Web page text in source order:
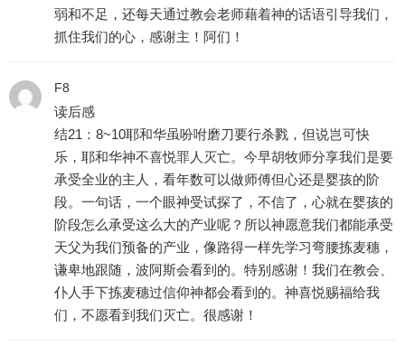
弱和不足，还每天通过教会老师藉着神的话语引导我们，
抓住我们的心，感谢主！阿们！
F8
读后感
结21：8~10耶和华虽吩咐磨刀要行杀戮，但说岂可快
乐，耶和华神不喜悦罪人灭亡。今早胡牧师分享我们是要
承受全业的主人，看年数可以做师傅但心还是婴孩的阶
段。一句话，一个眼神受试探了，不信了，心就在婴孩的
阶段怎么承受这么大的产业呢？所以神愿意我们都能承受
天父为我们预备的产业，像路得一样先学习弯腰拣麦穗，
谦卑地跟随，波阿斯会看到的。特别感谢！我们在教会、
仆人手下拣麦穗过信仰神都会看到的。神喜悦赐福给我
们，不愿看到我们灭亡。很感谢！